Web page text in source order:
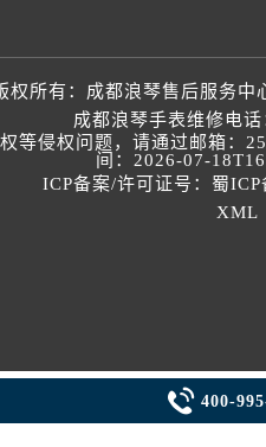
权所有： 成都浪琴售后服务中
成都浪琴手表维修电话
等侵权问题，请通过邮箱
间：2026-07-
ICP备案/许可证号：蜀
XML
 400-